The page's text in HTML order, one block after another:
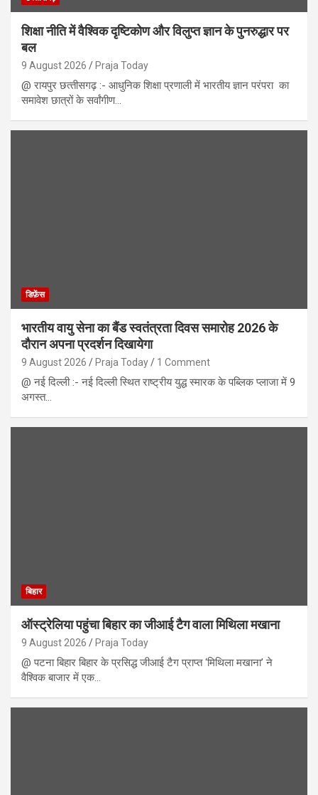
शिक्षा नीति में वैश्विक दृष्टिकोण और विलुप्त ज्ञान के पुनरुद्धार पर
बल
9 August 2026 Praja Today
@ रायपुर छत्‍तीसगढ़ :- आधुनिक शिक्षा प्रणाली में भारतीय ज्ञान परंपरा का
समावेश छात्रों के सर्वांगीण…
डिफ़ेंस
भारतीय वायु सेना का बैंड स्वतंत्रता दिवस समारोह 2026 के
दौरान अपना प्रदर्शन दिखायेगा
9 August 2026 Praja Today 1 Comment
@ नई दिल्ली :- नई दिल्ली स्थित राष्ट्रीय युद्ध स्मारक के पब्लिक प्लाजा में 9
अगस्त…
बिहार
ऑस्ट्रेलिया पहुंचा बिहार का जीआई टैग वाला मिथिला मखाना
9 August 2026 Praja Today
@ पटना बिहार बिहार के प्रसिद्ध जीआई टैग प्राप्त ‘मिथिला मखाना’ ने
वैश्विक बाजार में एक…